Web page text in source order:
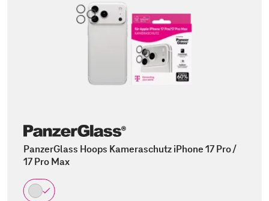
PanzerGlass Hoops Kameraschutz iPhone 17 Pro /
17 Pro Max